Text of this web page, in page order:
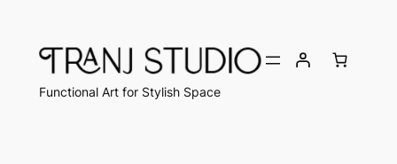
phần
Functional Art for Stylish Space